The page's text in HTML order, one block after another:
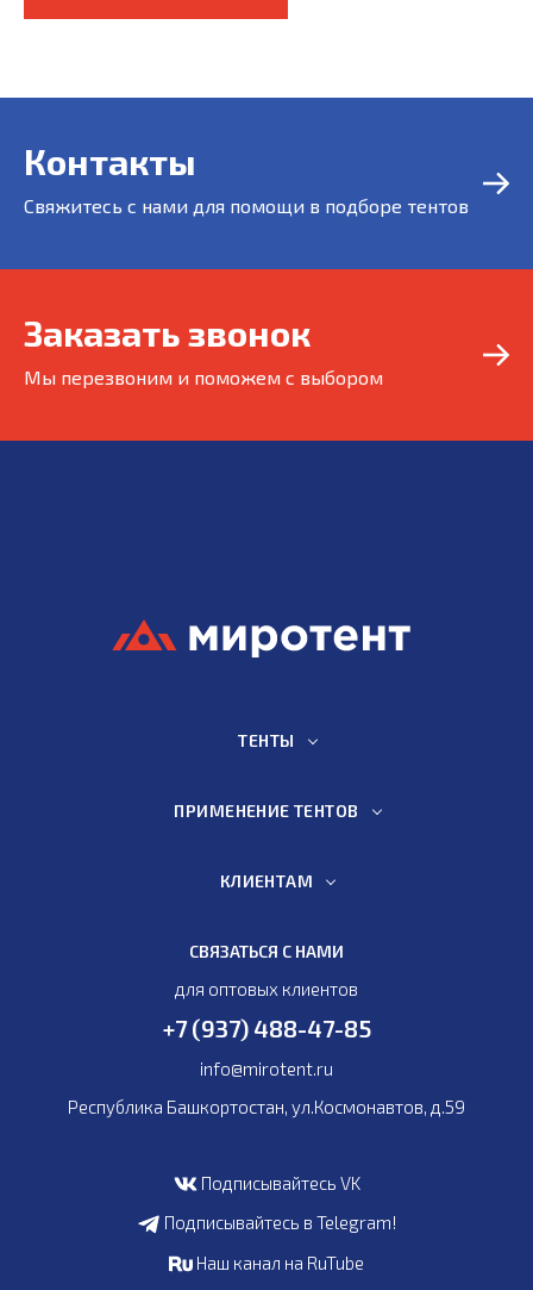
Контакты
Свяжитесь с нами для помощи в подборе тентов
Заказать звонок
Мы перезвоним и поможем с выбором
ТЕНТЫ
ПРИМЕНЕНИЕ ТЕНТОВ
КЛИЕНТАМ
СВЯЗАТЬСЯ С НАМИ
для оптовых клиентов
+7 (937) 488-47-85
info@mirotent.ru
Республика Башкортостан, ул.Космонавтов, д.59
Подписывайтесь VK
Подписывайтесь в Telegram!
Наш канал на RuTube